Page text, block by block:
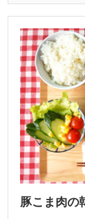
豚こま肉の